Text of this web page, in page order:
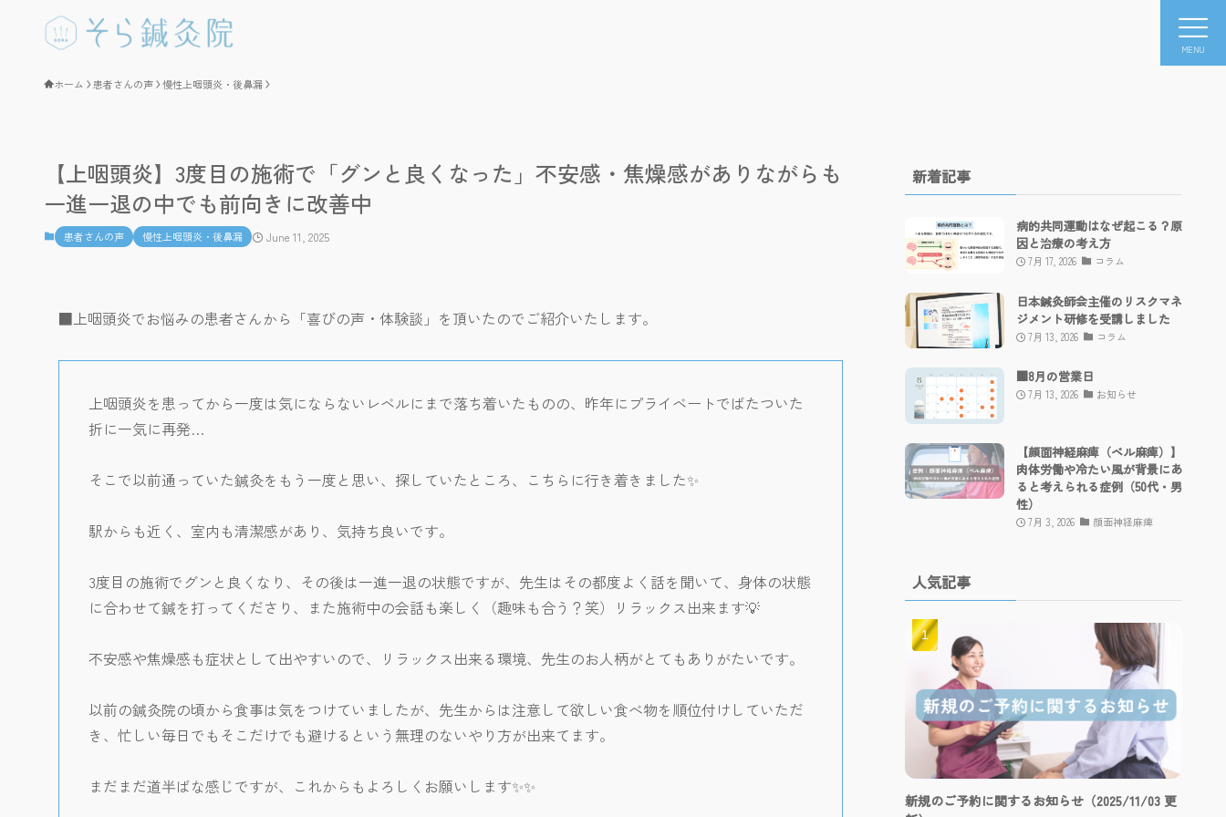
MENU
ホーム 患者さんの声 慢性上咽頭炎・後鼻漏
【上咽頭炎】3度目の施術で「グンと良くなった」不安感・焦燥感がありながらも
一進一退の中でも前向きに改善中
患者さんの声 慢性上咽頭炎・後鼻漏 June 11, 2025
■上咽頭炎でお悩みの患者さんから「喜びの声・体験談」を頂いたのでご紹介いたします。
上咽頭炎を患ってから一度は気にならないレベルにまで落ち着いたものの、昨年にプライベートでばたついた
折に一気に再発…
そこで以前通っていた鍼灸をもう一度と思い、探していたところ、こちらに行き着きました✨
駅からも近く、室内も清潔感があり、気持ち良いです。
3度目の施術でグンと良くなり、その後は一進一退の状態ですが、先生はその都度よく話を聞いて、身体の状態
に合わせて鍼を打ってくださり、また施術中の会話も楽しく（趣味も合う？笑）リラックス出来ます💡
不安感や焦燥感も症状として出やすいので、リラックス出来る環境、先生のお人柄がとてもありがたいです。
以前の鍼灸院の頃から食事は気をつけていましたが、先生からは注意して欲しい食べ物を順位付けしていただ
き、忙しい毎日でもそこだけでも避けるという無理のないやり方が出来てます。
まだまだ道半ばな感じですが、これからもよろしくお願いします✨✨
新着記事
病的共同運動はなぜ起こる？原
因と治療の考え方
7月 17, 2026 コラム
日本鍼灸師会主催のリスクマネ
ジメント研修を受講しました
7月 13, 2026 コラム
■8月の営業日
7月 13, 2026 お知らせ
【顔面神経麻痺（ベル麻痺）】
肉体労働や冷たい風が背景にあ
ると考えられる症例（50代・男
性）
7月 3, 2026 顔面神経麻痺
人気記事
新規のご予約に関するお知らせ（2025/11/03 更